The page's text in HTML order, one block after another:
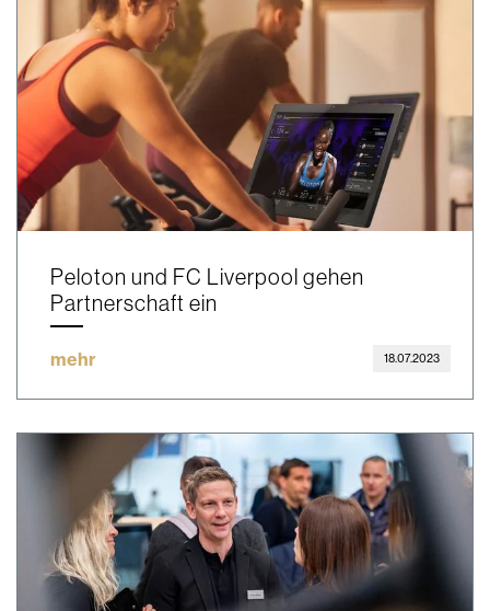
Peloton und FC Liverpool gehen
Partnerschaft ein
mehr 18.07.2023